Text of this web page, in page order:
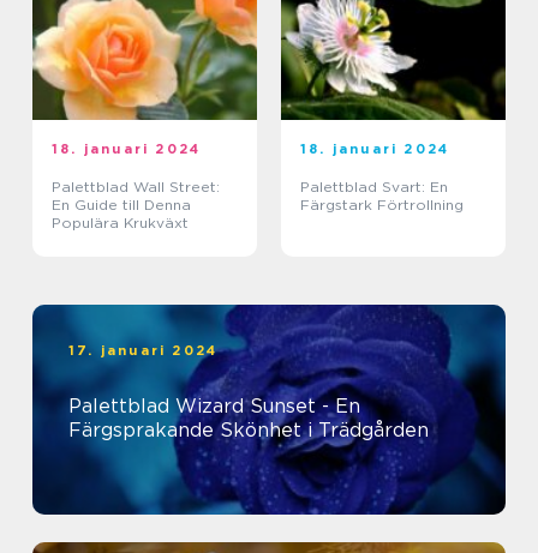
18. januari 2024
Palettblad Wall Street:
En Guide till Denna
Populära Krukväxt
18. januari 2024
Palettblad Svart: En
Färgstark Förtrollning
17. januari 2024
Palettblad Wizard Sunset - En
Färgsprakande Skönhet i Trädgården